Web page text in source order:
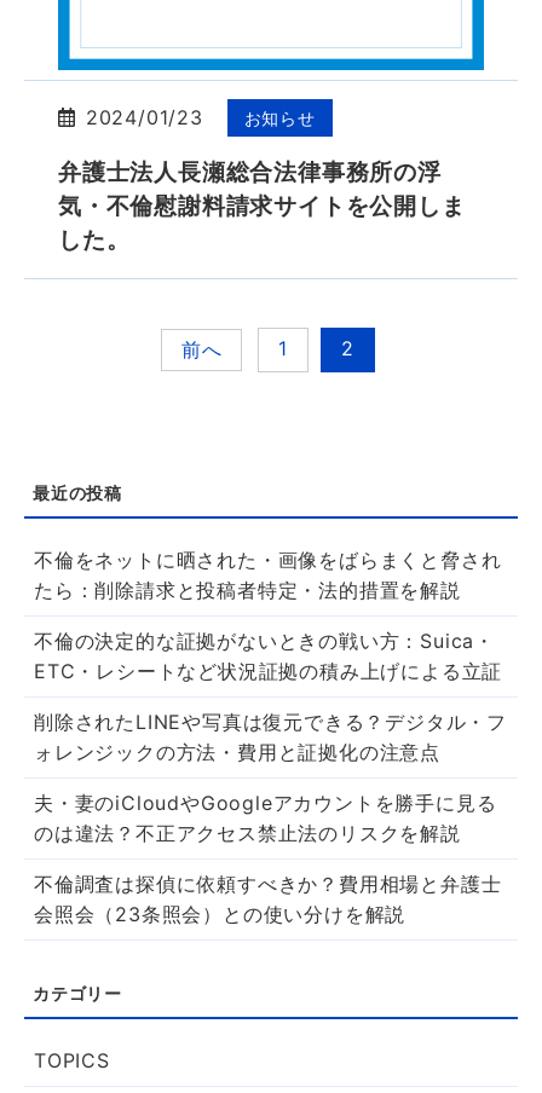
2024/01/23 お知らせ
弁護士法人長瀬総合法律事務所の浮
気・不倫慰謝料請求サイトを公開しま
した。
前へ 1 2
不倫をネットに晒された・画像をばらまくと脅され
たら：削除請求と投稿者特定・法的措置を解説
不倫の決定的な証拠がないときの戦い方：Suica・
ETC・レシートなど状況証拠の積み上げによる立証
削除されたLINEや写真は復元できる？デジタル・フ
ォレンジックの方法・費用と証拠化の注意点
夫・妻のiCloudやGoogleアカウントを勝手に見る
のは違法？不正アクセス禁止法のリスクを解説
不倫調査は探偵に依頼すべきか？費用相場と弁護士
会照会（23条照会）との使い分けを解説
TOPICS